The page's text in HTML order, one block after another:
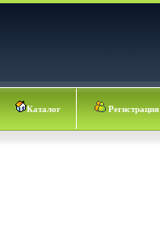
Каталог Регистрация